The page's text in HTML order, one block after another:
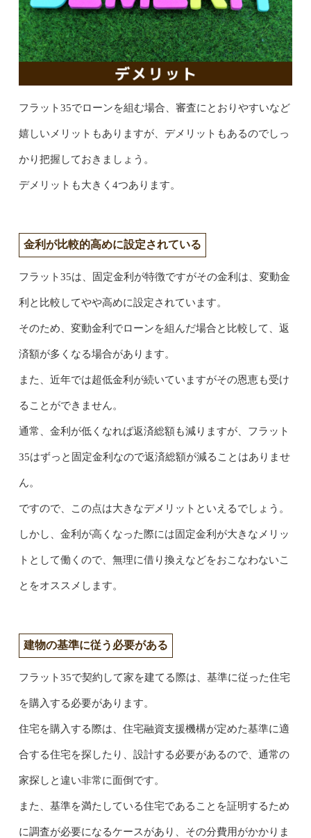
フラット35でローンを組む場合、審査にとおりやすいなど
嬉しいメリットもありますが、デメリットもあるのでしっ
かり把握しておきましょう。
デメリットも大きく4つあります。
金利が比較的高めに設定されている
フラット35は、固定金利が特徴ですがその金利は、変動金
利と比較してやや高めに設定されています。
そのため、変動金利でローンを組んだ場合と比較して、返
済額が多くなる場合があります。
また、近年では超低金利が続いていますがその恩恵も受け
ることができません。
通常、金利が低くなれば返済総額も減りますが、フラット
35はずっと固定金利なので返済総額が減ることはありませ
ん。
ですので、この点は大きなデメリットといえるでしょう。
しかし、金利が高くなった際には固定金利が大きなメリッ
トとして働くので、無理に借り換えなどをおこなわないこ
とをオススメします。
建物の基準に従う必要がある
フラット35で契約して家を建てる際は、基準に従った住宅
を購入する必要があります。
住宅を購入する際は、住宅融資支援機構が定めた基準に適
合する住宅を探したり、設計する必要があるので、通常の
家探しと違い非常に面倒です。
また、基準を満たしている住宅であることを証明するため
に調査が必要になるケースがあり、その分費用がかかりま